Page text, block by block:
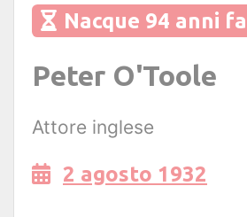
Nacque 94 anni fa
Peter O'Toole
Attore inglese
2 agosto 1932